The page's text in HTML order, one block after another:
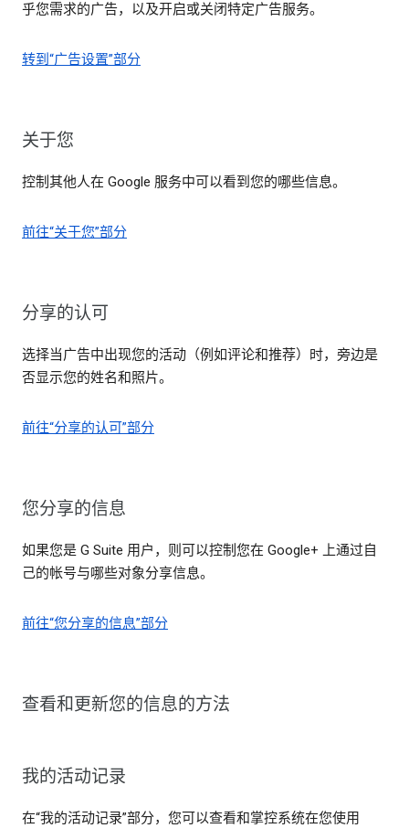
乎您需求的广告，以及开启或关闭特定广告服务。
转到“广告设置”部分
关于您
控制其他人在 Google 服务中可以看到您的哪些信息。
前往“关于您”部分
分享的认可
选择当广告中出现您的活动（例如评论和推荐）时，旁边是
否显示您的姓名和照片。
前往“分享的认可”部分
您分享的信息
如果您是 G Suite 用户，则可以控制您在 Google+ 上通过自
己的帐号与哪些对象分享信息。
前往“您分享的信息”部分
查看和更新您的信息的方法
我的活动记录
在“我的活动记录”部分，您可以查看和掌控系统在您使用